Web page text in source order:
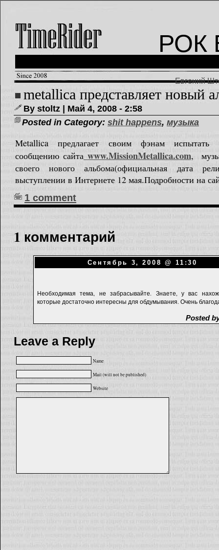
РОК
Евгений
metallica представляет новый
By stoltz | Май 4, 2008 - 2:58
Posted in Category: shit happens, музыка
Metallica предлагает своим фэнам испытать
сообщению сайта www.MissionMetallica.com,
своего нового альбома(официальная дата
выступлении в Интернете 12 мая.Подробности на
1 comment
1 комментарий
Сентябрь 3, 2008 @ 11:30
Необходимая тема, не забрасывайте. Знаете, увас
которые достаточно интересны для обдумывания. Очень
Posted
Leave a Reply
Name
Mail (will not be published)
Website